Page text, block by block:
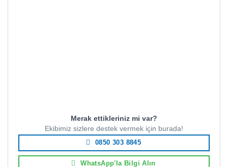
Merak ettikleriniz mi var?
Ekibimiz sizlere destek vermek için burada!
0850 303 8845
WhatsApp'la Bilgi Alın